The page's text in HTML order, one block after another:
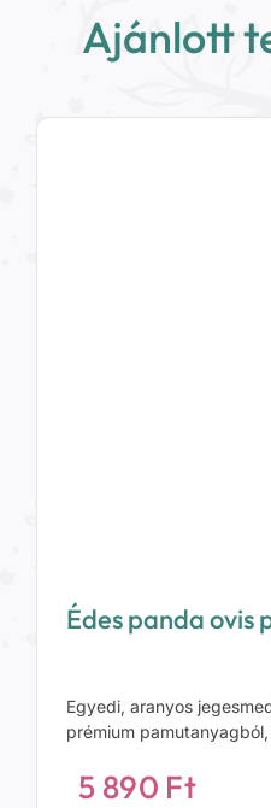
Ajánlott
Édes panda ovis
Egyedi, aranyos
prémium pamutanyagból,
5 890 Ft